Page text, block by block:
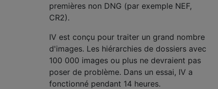
premières non DNG (par exemple NEF,
CR2).
IV est conçu pour traiter un grand nombre
d'images. Les hiérarchies de dossiers avec
100 000 images ou plus ne devraient pas
poser de problème. Dans un essai, IV a
fonctionné pendant 14 heures.